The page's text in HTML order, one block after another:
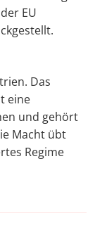
EU
Das
eine
und gehört
Macht übt
Regime